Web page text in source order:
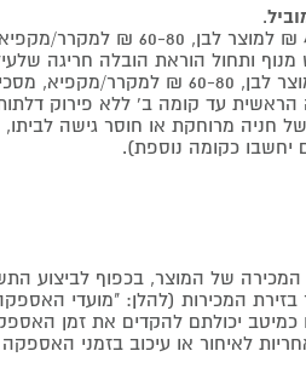
.
ללא פירוק דלתות, פירוק כל דלת 60 ₪
של המוצר, בכפוף לביצוע
המכירות (להלן: "מועדי
כמיטב יכולתם להקדים את זמן
לאיחור או עיכוב בזמני